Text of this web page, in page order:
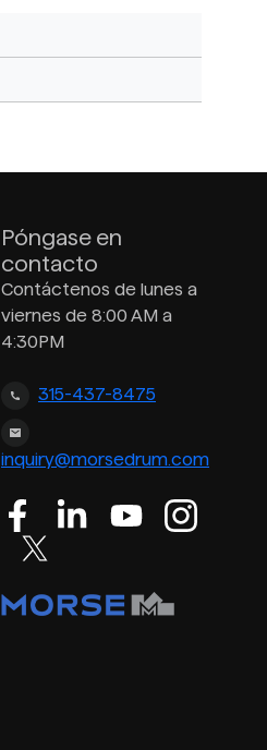
Póngase en
contacto
Contáctenos de lunes a
viernes de 8:00 AM a
4:30PM
315-437-8475
inquiry@morsedrum.com